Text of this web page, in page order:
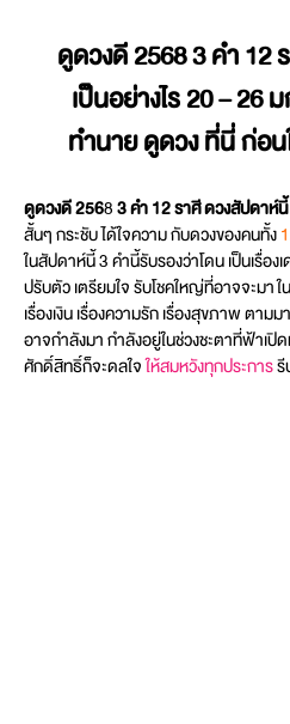
ดูดวงดี 25683 คำ 12
เป็นอย่างไร20 – 26
ทำนาย ดูดวง ที่นี่ ก่อ
ดูดวงดี 25683 คำ 12 ราศี ดวงสัปดาห์นี้
สั้นๆ กระชับ ได้ใจความ กับดวงของคนทั้ง
ในสัปดาห์นี้ 3 คำนี้รับรองว่าโดน เป็นเรื่อง
ปรับตัว เตรียมใจ รับโชคใหญ่ที่อาจจะมา ใ
เรื่องเงิน เรื่องความรัก เรื่องสุขภาพ ตา
อาจกำลังมา กำลังอยู่ในช่วงชะตาที่ฟ้าเปิด
ศักดิ์สิทธิ์ก็จะดลใจให้สมหวังทุกประการ